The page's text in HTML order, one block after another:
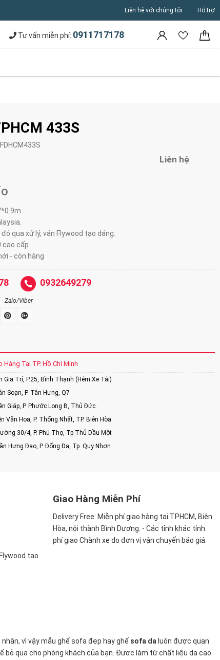
Liên hệ với chúng tôi Hỗ trợ
Tư vấn miễn phí: 0911717178
433S
Liên hệ
đỏ qua xử lý, ván Flywood tạo dáng.
cao cấp
- còn hàng
0932649279
- Zalo/Viber
Hàng Tại TP. Hồ Chí Minh
Gia Trí, P.25, Bình Thạnh (Hẻm Xe Tải)
Soạn, P. Tân Hưng, Q7
Giáp, P. Phước Long B, Thủ Đức.
Văn Hoa, P. Thống Nhất, TP. Biên Hòa
30/4, P. Phú Thọ, Tp Thủ Dầu Một
Hưng Đạo, P. Đống Đa, Tp. Quy Nhơn
tạo
Giao Hàng Miễn Phí
Delivery Free: Miễn phí giao hàng tại TPHCM, Biên
Hòa, nội thành Bình Dương. - Các tỉnh khác tính
phí giao Chành xe do đơn vị vận chuyển báo giá.
vì vậy mẫu ghế sofa đẹp hay ghế sofa da luôn được quan
qua cho phòng khách của bạn. Được làm từ chất liệu da cao